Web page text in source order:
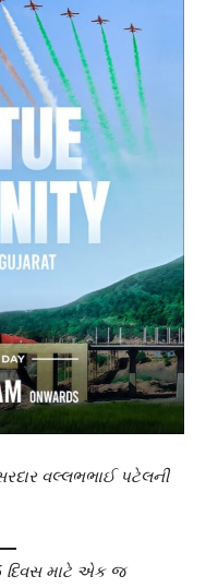
વલ્લભભાઈ પટેલની
દિવસ માટે એક જ